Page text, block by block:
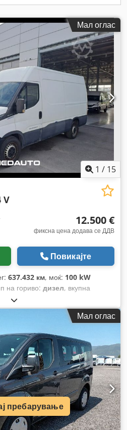
Мал оглас
1 / 15
V
12.500 €
фиксна цена додава се ДДВ
Повикајте
637.432 км, моќ: 100 kW
на гориво: дизел, вкупна
носивост на товар:
, емисиона класа:Еуро 6,
Мал оглас
пребарување